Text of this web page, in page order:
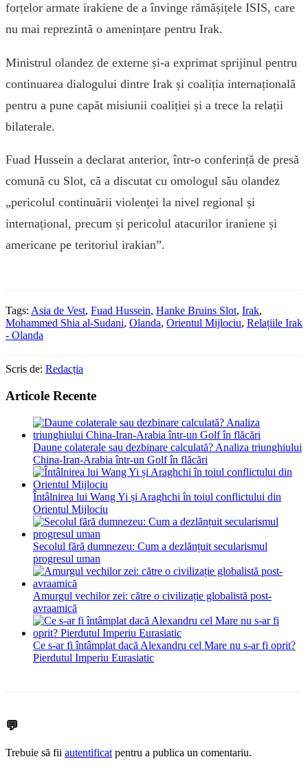
forțelor armate irakiene de a învinge rămășițele ISIS, care
nu mai reprezintă o amenințare pentru Irak.
Ministrul olandez de externe și-a exprimat sprijinul pentru
continuarea dialogului dintre Irak și coaliția internațională
pentru a pune capăt misiunii coaliției și a trece la relații
bilaterale.
Fuad Hussein a declarat anterior, într-o conferință de presă
comună cu Slot, că a discutat cu omologul său olandez
„pericolul continuării violenței la nivel regional și
internațional, precum și pericolul atacurilor iraniene și
americane pe teritoriul irakian”.
Tags: Asia de Vest, Fuad Hussein, Hanke Bruins Slot, Irak,
Mohammed Shia al-Sudani, Olanda, Orientul Mijlociu, Relațiile Irak
- Olanda
Scris de: Redacția
Articole Recente
Daune colaterale sau dezbinare calculată? Analiza triunghiului
China-Iran-Arabia într-un Golf în flăcări
Întâlnirea lui Wang Yi și Araghchi în toiul conflictului din
Orientul Mijlociu
Secolul fără dumnezeu: Cum a dezlănțuit secularismul
progresul uman
Amurgul vechilor zei: către o civilizație globalistă post-
avraamică
Ce s-ar fi întâmplat dacă Alexandru cel Mare nu s-ar fi oprit?
Pierdutul Imperiu Eurasiatic
💬
Trebuie să fii autentificat pentru a publica un comentariu.